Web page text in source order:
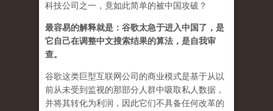
科技公司之一，竟如此简单的被中国攻破？
最容易的解释就是：谷歌太急于进入中国了，是
它自己在调整中文搜索结果的算法，是自我审
查。
谷歌这类巨型互联网公司的商业模式是基于从以
前从未受到监视的那部分人群中吸取私人数据，
并将其转化为利润，因此它们不具备任何改革的